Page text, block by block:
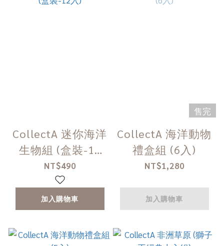
CollectA 迷你海洋
生物組 (盒裝-12
入)
NT$490
加入購物車
售完
CollectA 海洋動物
禮盒組 (6入)
NT$1,280
加入購物車